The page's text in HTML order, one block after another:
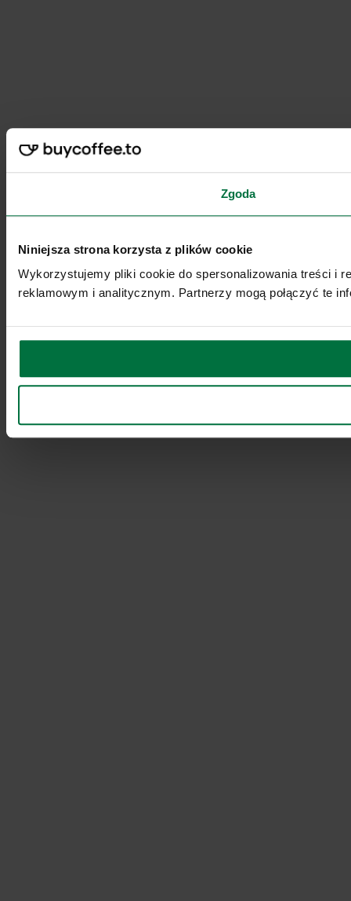
Zgoda
Niniejsza strona korzysta z plików cookie
Wykorzystujemy pliki cookie do spersonalizowania treści i
reklamowym i analitycznym. Partnerzy mogą połączyć te